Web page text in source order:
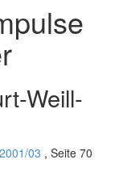
Weill-
03 , Seite 70